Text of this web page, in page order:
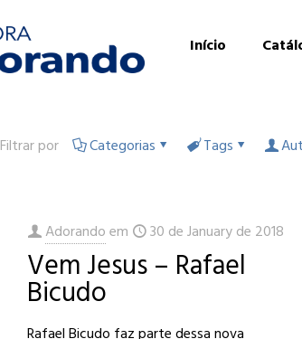
Início
Filtrar por Categorias Tags
Adorando em 30 de January de 2018
Vem Jesus – Rafael
Bicudo
Rafael Bicudo faz parte dessa nova